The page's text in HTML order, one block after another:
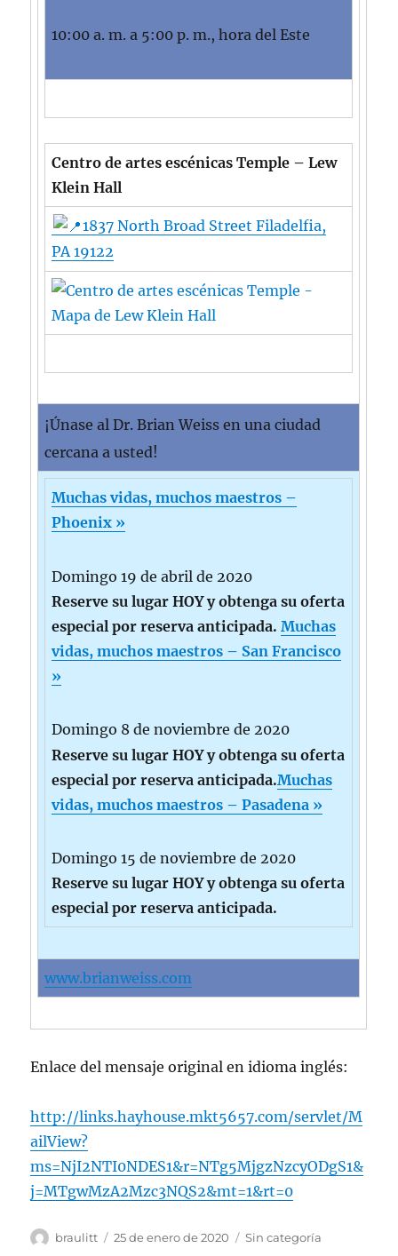
10:00 a. m. a 5:00 p. m., hora del Este
Centro de artes escénicas Temple – Lew
Klein Hall
1837 North Broad Street Filadelfia,
PA 19122
¡Únase al Dr. Brian Weiss en una ciudad
cercana a usted!
Muchas vidas, muchos maestros –
Phoenix »
Domingo 19 de abril de 2020
Reserve su lugar HOY y obtenga su oferta
especial por reserva anticipada.Muchas
vidas, muchos maestros – San Francisco
»
Domingo 8 de noviembre de 2020
Reserve su lugar HOY y obtenga su oferta
especial por reserva anticipada.Muchas
vidas, muchos maestros – Pasadena »
Domingo 15 de noviembre de 2020
Reserve su lugar HOY y obtenga su oferta
especial por reserva anticipada.
www.brianweiss.com
Enlace del mensaje original en idioma inglés:
http://links.hayhouse.mkt5657.com/servlet/M
ailView?
ms=NjI2NTI0NDES1&r=NTg5MjgzNzcyODgS1&
j=MTgwMzA2Mzc3NQS2&mt=1&rt=0
Autor
braulitt
Publicado
25 de enero de 2020 Categorías
Sin categoría